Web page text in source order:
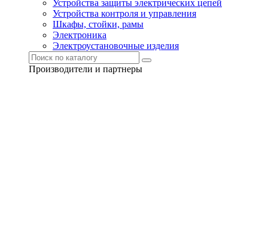
Устройства защиты электрических цепей
Устройства контроля и управления
Шкафы, стойки, рамы
Электроника
Электроустановочные изделия
Производители и партнеры